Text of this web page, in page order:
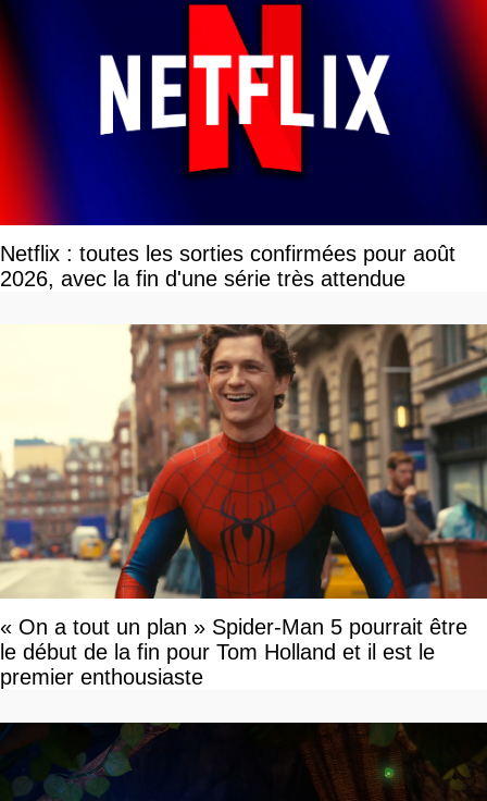
Netflix : toutes les sorties confirmées pour août
2026, avec la fin d'une série très attendue
« On a tout un plan » Spider-Man 5 pourrait être
le début de la fin pour Tom Holland et il est le
premier enthousiaste